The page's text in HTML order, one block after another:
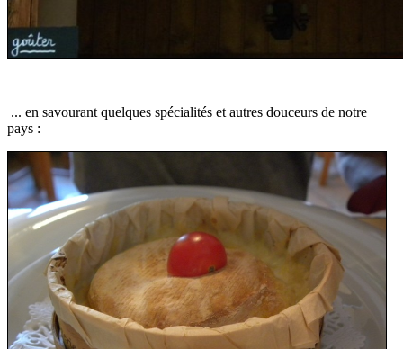
... en savourant quelques spécialités et autres douceurs de notre
pays :